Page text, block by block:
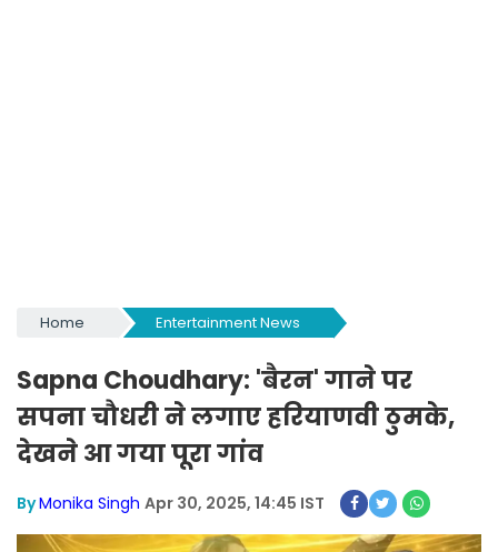
Home Entertainment News
Sapna Choudhary: 'बैरन' गाने पर
सपना चौधरी ने लगाए हरियाणवी ठुमके,
देखने आ गया पूरा गांव
ByMonika Singh Apr 30, 2025, 14:45 IST